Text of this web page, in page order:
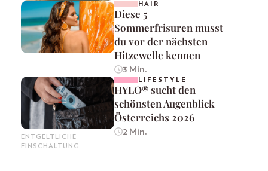
HAIR
Diese 5
Sommerfrisuren musst
du vor der nächsten
Hitzewelle kennen
3 Min.
ENTGELTLICHE
EINSCHALTUNG
LIFESTYLE
HYLO® sucht den
schönsten Augenblick
Österreichs 2026
2 Min.